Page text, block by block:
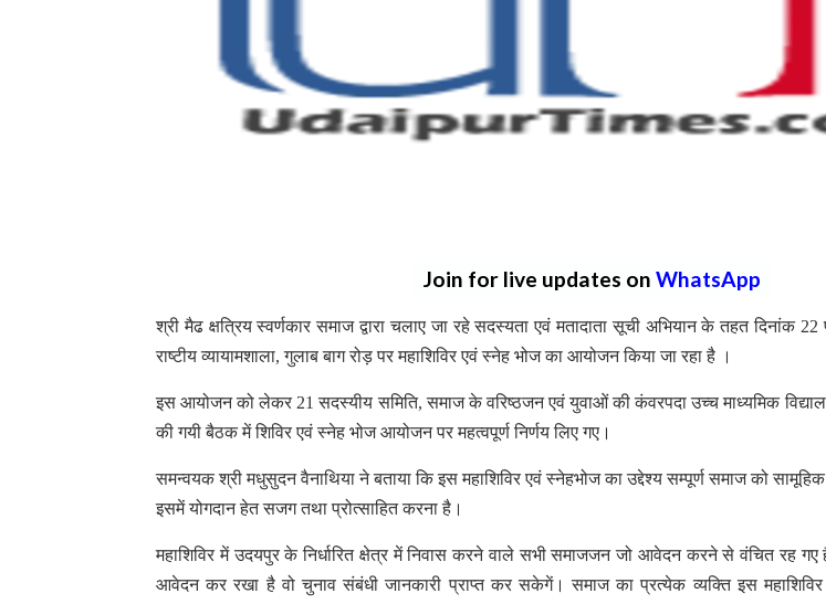
Join for live updates on WhatsApp
श्री मैढ क्षत्रिय स्वर्णकार समाज द्वारा चलाए जा रहे सदस्यता एवं मतादाता सूची अभियान के तहत दिनांक 22
राष्टीय व्यायामशाला, गुलाब बाग रोड़ पर महाशिविर एवं स्नेह भोज का आयोजन किया जा रहा है ।
इस आयोजन को लेकर 21 सदस्यीय समिति, समाज के वरिष्ठजन एवं युवाओं की कंवरपदा उच्च माध्यमिक
की गयी बैठक में शिविर एवं स्नेह भोज आयोजन पर महत्वपूर्ण निर्णय लिए गए।
समन्वयक श्री मधुसुदन वैनाथिया ने बताया कि इस महाशिविर एवं स्नेहभोज का उद्देश्य सम्पूर्ण समाज को
इसमें योगदान हेत सजग तथा प्रोत्साहित करना है।
महाशिविर में उदयपुर के निर्धारित क्षेत्र में निवास करने वाले सभी समाजजन जो आवेदन करने से वंचित रह
आवेदन कर रखा है वो चुनाव संबंधी जानकारी प्राप्त कर सकेगें। समाज का प्रत्येक व्यक्ति इस